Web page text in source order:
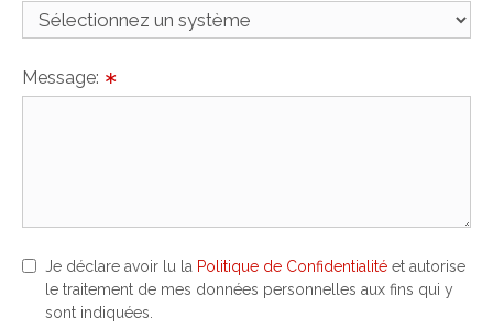
Message: ∗
Je déclare avoir lu la Politique de Confidentialité et autorise
le traitement de mes données personnelles aux fins qui y
sont indiquées.